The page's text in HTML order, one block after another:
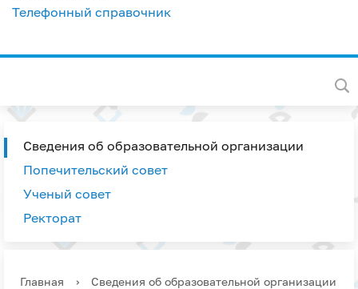
Телефонный справочник
Сведения об образовательной организации
Попечительский совет
Ученый совет
Ректорат
Главная ›
Сведения об образовательной организации